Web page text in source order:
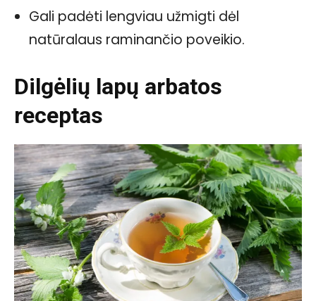
Gali padėti lengviau užmigti dėl
natūralaus raminančio poveikio.
Dilgėlių lapų arbatos
receptas